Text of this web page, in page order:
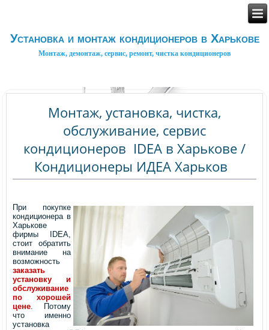
Установка и монтаж кондиционеров в Харькове
Монтаж, демонтаж, сервис, ремонт, чистка кондиционеров
Монтаж, установка, чистка,
обслуживание, сервис
кондиционеров IDEA в Харькове /
Кондиционеры ИДЕА Харьков
При покупке
кондиционера в
Харькове
фирмы IDEA,
стоит обратить
внимание на
возможность
заказать
установку и
обслуживание
по хорошей
цене. Потому
что именно
установка